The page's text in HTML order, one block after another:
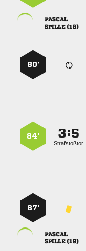

 
80’
:
Strafstoßtor
84’
87’

 